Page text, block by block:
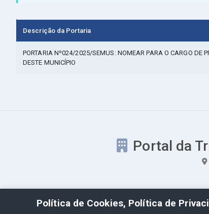
Descrição da Portaria
PORTARIA Nº024/2025/SEMUS: NOMEAR PARA O CARGO DE
DESTE MUNICÍPIO
Portal da
Política de Cookies, Política de